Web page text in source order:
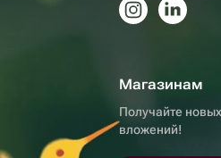
Магазинам
Получайте
вложений!